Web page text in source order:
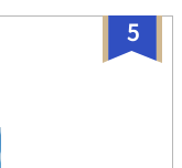
なじみで高校までず
◯松本 恒一 S大学事
静に物事を分析する
野球部コーチ。
のことを尊敬してい
。 ◯岡谷 蒼太 S大学
部出身。
5